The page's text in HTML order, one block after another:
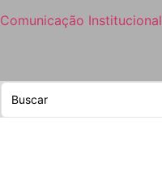
Comunicação Institucional